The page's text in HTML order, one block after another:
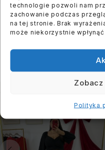
technologie pozwoli nam
zachowanie podczas
na tej stronie. Brak
może niekorzystnie
Polityka